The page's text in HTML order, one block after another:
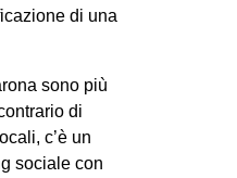
di una
sono più
di
c’è un
sociale con